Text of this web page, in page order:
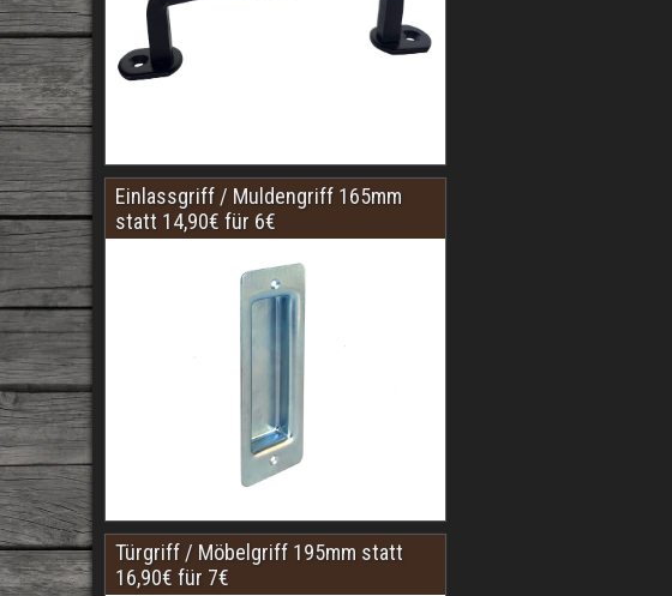
Einlassgriff / Muldengriff 165mm
statt 14,90€ für 6€
Türgriff / Möbelgriff 195mm statt
16,90€ für 7€